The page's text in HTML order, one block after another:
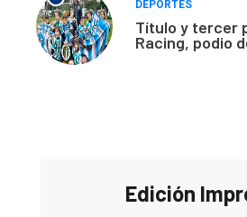
DEPORTES
Título y tercer
Racing, podio
Edición